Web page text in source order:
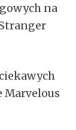
na
Marvelous